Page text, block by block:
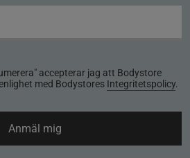
accepterar jag att Bodystore
med Bodystores Integritetspolicy.
Anmäl mig